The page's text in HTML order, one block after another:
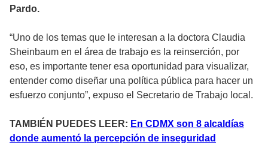
Pardo.
“Uno de los temas que le interesan a la doctora Claudia
Sheinbaum en el área de trabajo es la reinserción, por
eso, es importante tener esa oportunidad para visualizar,
entender como diseñar una política pública para hacer un
esfuerzo conjunto”, expuso el Secretario de Trabajo local.
TAMBIÉN PUEDES LEER: En CDMX son 8 alcaldías
donde aumentó la percepción de inseguridad